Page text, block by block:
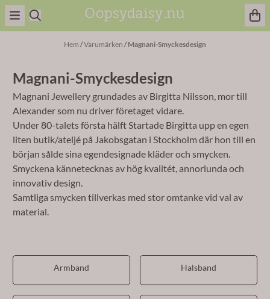
Hoppa till innehåll
Hem /Varumärken /Magnani-Smyckesdesign
Magnani-Smyckesdesign
Magnani Jewellery grundades av Birgitta Nilsson, mor till
Alexander som nu driver företaget vidare.
Under 80-talets första hälft Startade Birgitta upp en egen
liten butik/ateljé på Jakobsgatan i Stockholm där hon till en
början sålde sina egendesignade kläder och smycken.
Smyckena kännetecknas av hög kvalitét, annorlunda och
innovativ design.
Samtliga smycken tillverkas med stor omtanke vid val av
material.
Armband Halsband